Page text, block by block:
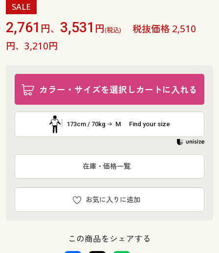
ご利用ガイド
よくある質問とお問い合わせ
よくある質問とお問い合わせ
SALE
2,761 円、 3,531 円(税込)
税抜価格 2,510
円、3,210円
カラー・サイズを選択しカートに入れる
173cm / 70kg M Find your size
お気に入りに追加
在庫・価格一覧
この商品をシェアする